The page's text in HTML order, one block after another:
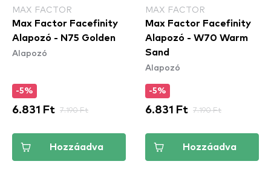
MAX FACTOR
Max Factor Facefinity
Alapozó - N75 Golden
Alapozó
-5%
6.831 Ft 7.190 Ft
Hozzáadva
MAX FACTOR
Max Factor Facefinity
Alapozó - W70 Warm
Sand
Alapozó
-5%
6.831 Ft 7.190 Ft
Hozzáadva